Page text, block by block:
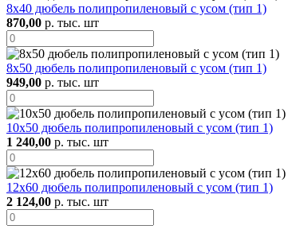
8х40 дюбель полипропиленовый с усом (тип 1)
870,00 р. тыс. шт
8х50 дюбель полипропиленовый с усом (тип 1)
949,00 р. тыс. шт
10х50 дюбель полипропиленовый с усом (тип 1)
1 240,00 р. тыс. шт
12х60 дюбель полипропиленовый с усом (тип 1)
2 124,00 р. тыс. шт